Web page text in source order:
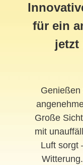
für ein
jetzt
Genießen
Große
mit
Luft sorgt